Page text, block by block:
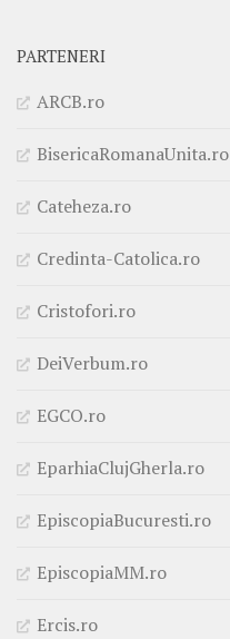
PARTENERI
ARCB.ro
BisericaRomanaUnita.ro
Cateheza.ro
Credinta-Catolica.ro
Cristofori.ro
DeiVerbum.ro
EGCO.ro
EparhiaClujGherla.ro
EpiscopiaBucuresti.ro
EpiscopiaMM.ro
Ercis.ro